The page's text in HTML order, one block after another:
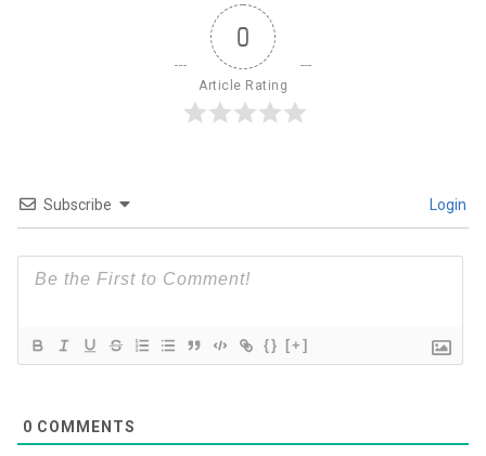
0
Article Rating
Subscribe Login
{} [+]
0 COMMENTS